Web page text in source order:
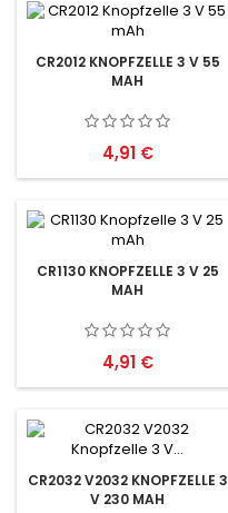
CR2012 KNOPFZELLE 3 V 55
MAH
Preis
4,91 €
CR1130 KNOPFZELLE 3 V 25
MAH
Preis
4,91 €
CR2032 V2032 KNOPFZELLE 3
V 230 MAH